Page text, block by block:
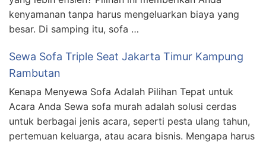
kenyamanan tanpa harus mengeluarkan biaya yang
besar. Di samping itu, sofa …
Sewa Sofa Triple Seat Jakarta Timur Kampung
Rambutan
Kenapa Menyewa Sofa Adalah Pilihan Tepat untuk
Acara Anda Sewa sofa murah adalah solusi cerdas
untuk berbagai jenis acara, seperti pesta ulang tahun,
pertemuan keluarga, atau acara bisnis. Mengapa harus